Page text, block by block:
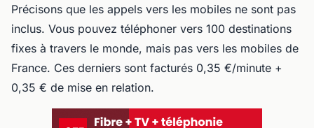
Précisons que les appels vers les mobiles ne sont pas
inclus. Vous pouvez téléphoner vers 100 destinations
fixes à travers le monde, mais pas vers les mobiles de
France. Ces derniers sont facturés 0,35 €/minute +
0,35 € de mise en relation.